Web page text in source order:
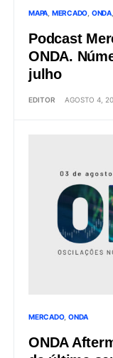
MAPA MERCADO ONDA
Podcast
ONDA.
julho
EDITOR AGOSTO 4,
MERCADO ONDA
ONDA